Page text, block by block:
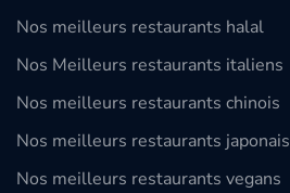
Nos meilleurs restaurants halal
Nos Meilleurs restaurants italiens
Nos meilleurs restaurants chinois
Nos meilleurs restaurants japonais
Nos meilleurs restaurants vegans